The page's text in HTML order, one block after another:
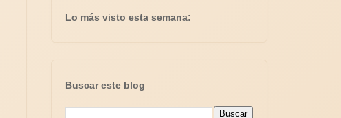
Lo más visto esta semana:
Buscar este blog